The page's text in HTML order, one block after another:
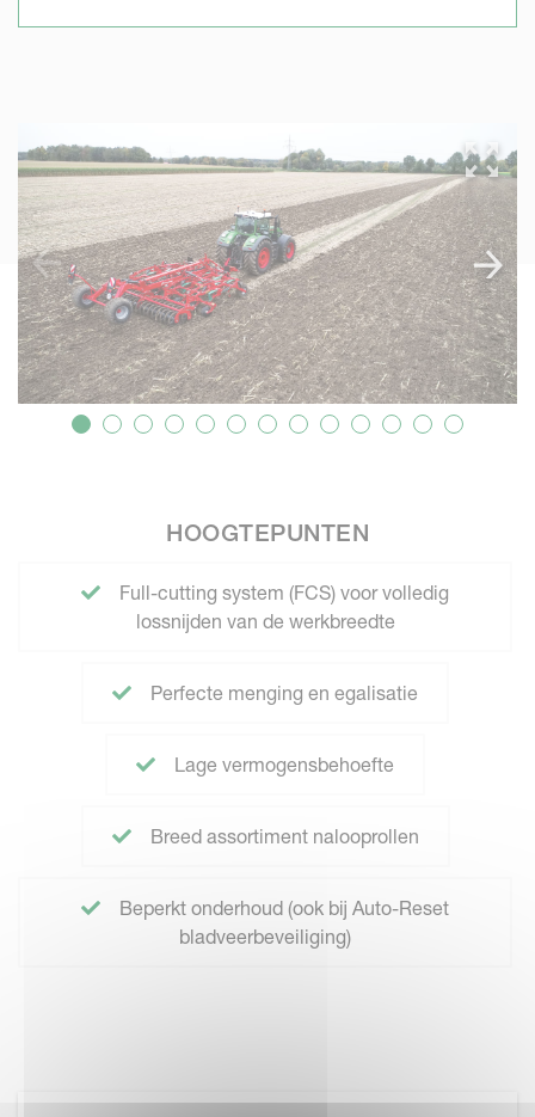
HOOGTEPUNTEN
Full-cutting system (FCS) voor volledig
lossnijden van de werkbreedte
Perfecte menging en egalisatie
Lage vermogensbehoefte
Breed assortiment nalooprollen
Beperkt onderhoud (ook bij Auto-Reset
bladveerbeveiliging)